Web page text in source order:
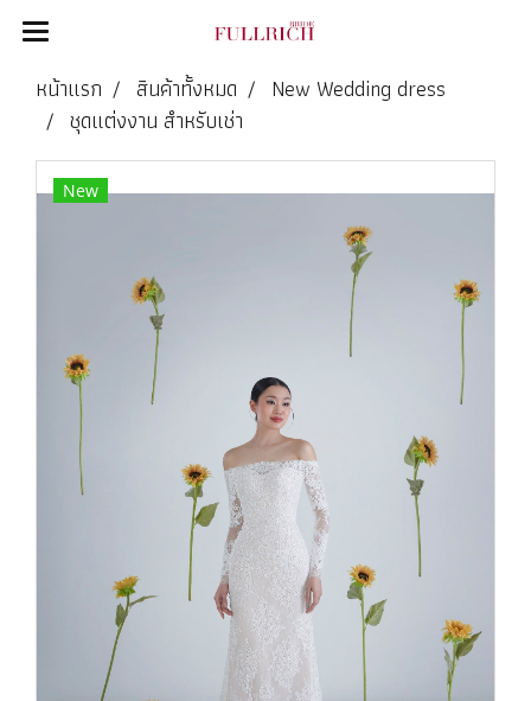
หน้าแรก สินค้าทั้งหมด
New Wedding dress
ชุดแต่งงาน สำหรับเช่า
New